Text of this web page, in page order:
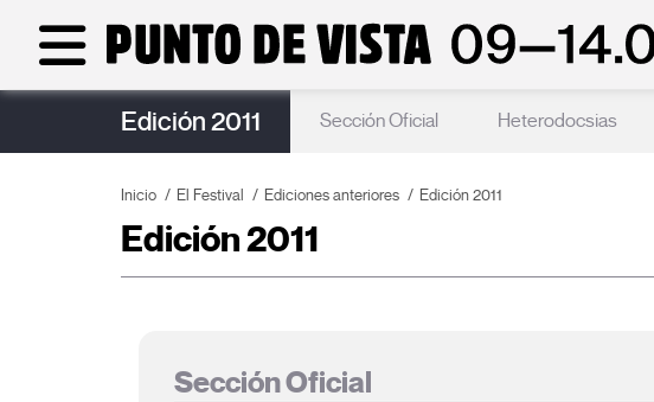
Edición 2011 Sección Oficial Heterodocsias
Inicio El Festival Ediciones anteriores Edición 2011
Edición 2011
Sección Oficial